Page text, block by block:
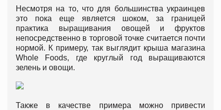
Несмотря на то, что для большинства украинцев
это пока еще является шоком, за границей
практика выращивания овощей и фруктов
непосредственно в торговой точке считается почти
нормой. К примеру, так выглядит крыша магазина
Whole Foods, где круглый год выращиваются
зелень и овощи.
Также в качестве примера можно привести